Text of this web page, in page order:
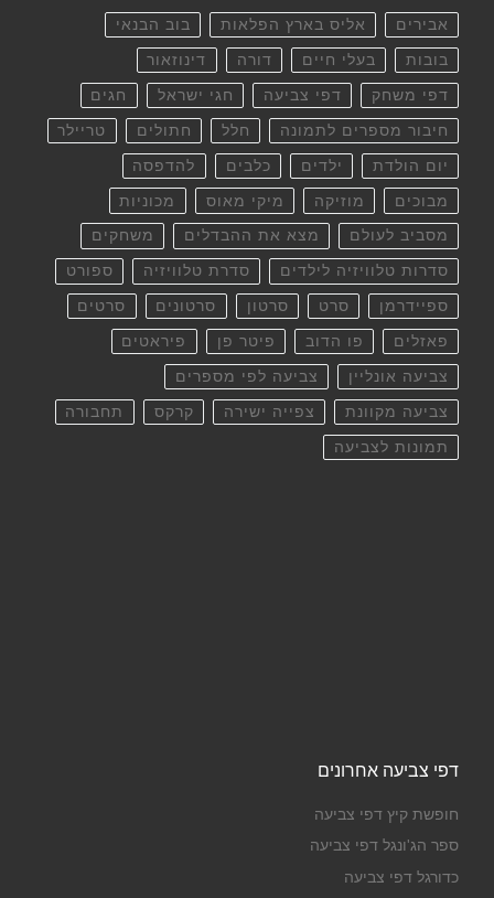
אבירים אליס בארץ הפלאות בוב הבנאי
בובות בעלי חיים דורה דינוזאור
דפי משחק דפי צביעה חגי ישראל חגים
חיבור מספרים לתמונה חלל חתולים טריילר
יום הולדת ילדים כלבים להדפסה
מבוכים מוזיקה מיקי מאוס מכוניות
מסביב לעולם מצא את ההבדלים משחקים
סדרות טלוויזיה לילדים סדרת טלוויזיה ספורט
ספיידרמן סרט סרטון סרטונים סרטים
פאזלים פו הדוב פיטר פן פיראטים
צביעה אונליין צביעה לפי מספרים
צביעה מקוונת צפייה ישירה קרקס תחבורה
תמונות לצביעה
דפי צביעה אחרונים
חופשת קיץ דפי צביעה
ספר הג'ונגל דפי צביעה
כדורגל דפי צביעה